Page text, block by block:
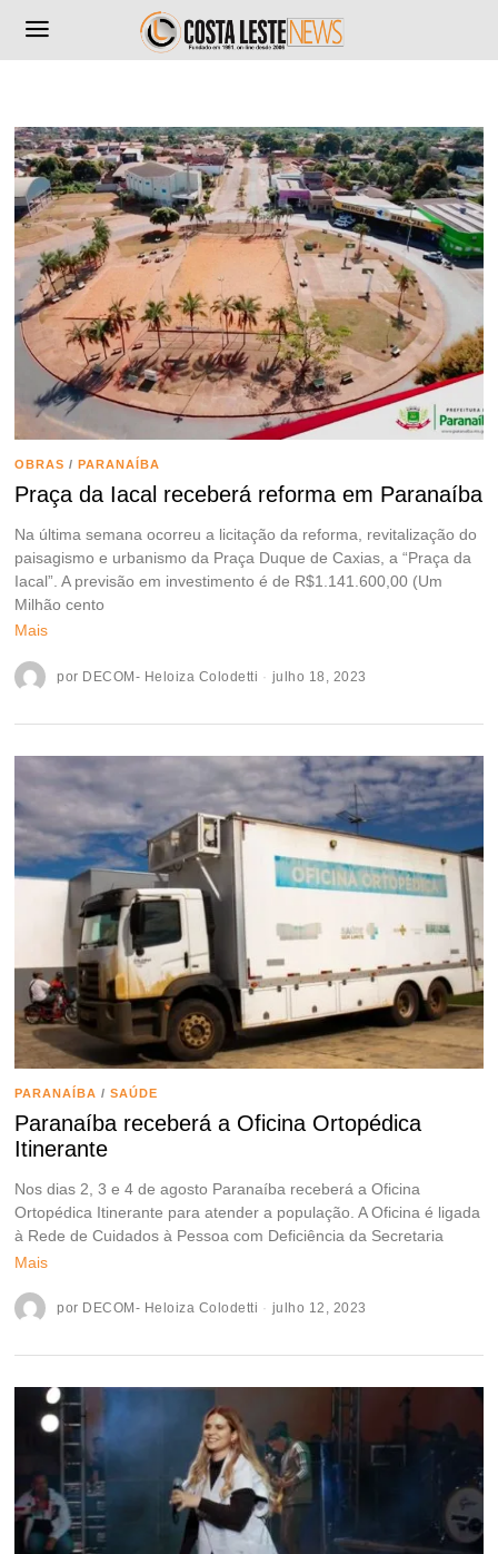
OBRAS / PARANAÍBA
Praça da Iacal receberá reforma em Paranaíba
Na última semana ocorreu a licitação da reforma, revitalização do
paisagismo e urbanismo da Praça Duque de Caxias, a “Praça da
Iacal”. A previsão em investimento é de R$1.141.600,00 (Um
Milhão cento
Mais
por DECOM- Heloiza Colodetti julho 18, 2023
PARANAÍBA / SAÚDE
Paranaíba receberá a Oficina Ortopédica
Itinerante
Nos dias 2, 3 e 4 de agosto Paranaíba receberá a Oficina
Ortopédica Itinerante para atender a população. A Oficina é ligada
à Rede de Cuidados à Pessoa com Deficiência da Secretaria
Mais
por DECOM- Heloiza Colodetti julho 12, 2023